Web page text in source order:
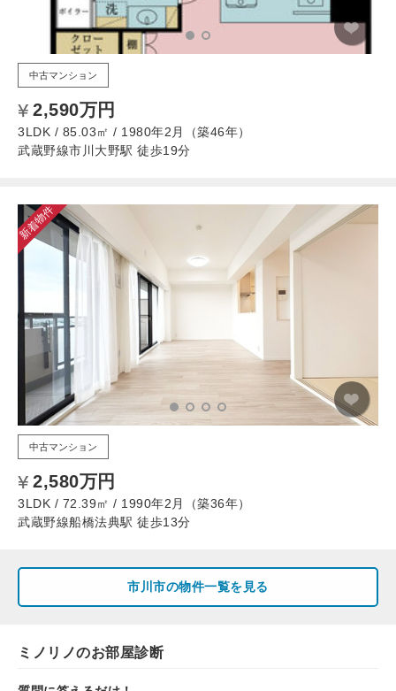
中古マンション
2,590万円
3LDK / 85.03㎡ / 1980年2月（築46年）
武蔵野線市川大野駅 徒歩19分
新着物件
中古マンション
2,580万円
3LDK / 72.39㎡ / 1990年2月（築36年）
武蔵野線船橋法典駅 徒歩13分
市川市の物件一覧を見る
ミノリノのお部屋診断